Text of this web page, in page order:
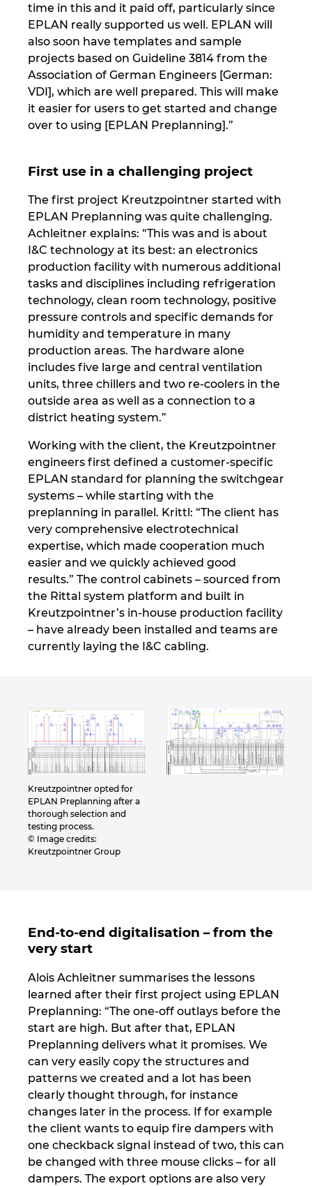
time in this and it paid off, particularly since
EPLAN really supported us well. EPLAN will
also soon have templates and sample
projects based on Guideline 3814 from the
Association of German Engineers [German:
VDI], which are well prepared. This will make
it easier for users to get started and change
over to using [EPLAN Preplanning].”
First use in a challenging project
The first project Kreutzpointner started with
EPLAN Preplanning was quite challenging.
Achleitner explains: “This was and is about
I&C technology at its best: an electronics
production facility with numerous additional
tasks and disciplines including refrigeration
technology, clean room technology, positive
pressure controls and specific demands for
humidity and temperature in many
production areas. The hardware alone
includes five large and central ventilation
units, three chillers and two re-coolers in the
outside area as well as a connection to a
district heating system.”
Working with the client, the Kreutzpointner
engineers first defined a customer-specific
EPLAN standard for planning the switchgear
systems – while starting with the
preplanning in parallel. Krittl: “The client has
very comprehensive electrotechnical
expertise, which made cooperation much
easier and we quickly achieved good
results.” The control cabinets – sourced from
the Rittal system platform and built in
Kreutzpointner’s in-house production facility
– have already been installed and teams are
currently laying the I&C cabling.
Kreutzpointner opted for
EPLAN Preplanning after a
thorough selection and
testing process.
© Image credits:
Kreutzpointner Group
End-to-end digitalisation – from the
very start
Alois Achleitner summarises the lessons
learned after their first project using EPLAN
Preplanning: “The one-off outlays before the
start are high. But after that, EPLAN
Preplanning delivers what it promises. We
can very easily copy the structures and
patterns we created and a lot has been
clearly thought through, for instance
changes later in the process. If for example
the client wants to equip fire dampers with
one checkback signal instead of two, this can
be changed with three mouse clicks – for all
dampers. The export options are also very